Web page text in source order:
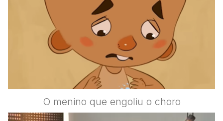
O menino que engoliu o choro